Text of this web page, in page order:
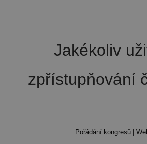
Jakékoliv
zpřístupňování
Pořádání kongresů